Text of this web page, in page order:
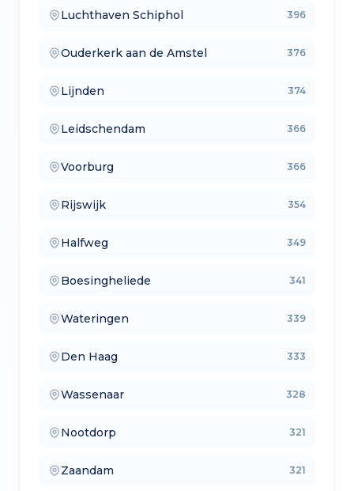
Luchthaven Schiphol
— aankoopmakelaars 396
Ouderkerk aan de Amstel
— lokale makelaars 376
Lijnden
— makelaars vergelijken 374
Leidschendam
— verkoopmakelaars 366
Voorburg
— aankoopmakelaars 366
Rijswijk
— lokale makelaars 354
Halfweg
— makelaars vergelijken 349
Boesingheliede
— verkoopmakelaars 341
Wateringen
— aankoopmakelaars 339
Den Haag
— lokale makelaars 333
Wassenaar
— makelaars vergelijken 328
Nootdorp
— verkoopmakelaars 321
Zaandam
— aankoopmakelaars 321